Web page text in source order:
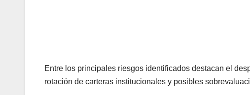
Entre los principales riesgos identificados destacan el
rotación de carteras institucionales y posibles